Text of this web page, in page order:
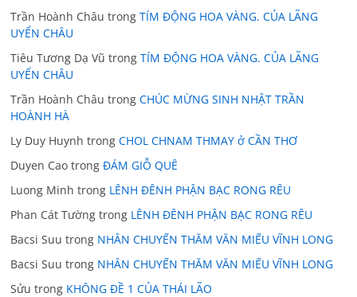
Trần Hoành Châu trongTÍM ĐỘNG HOA VÀNG. CỦA LÃNG
UYỂN CHÂU
Tiêu Tương Dạ Vũ trongTÍM ĐỘNG HOA VÀNG. CỦA LÃNG
UYỂN CHÂU
Trần Hoành Châu trongCHÚC MỪNG SINH NHẬT TRẦN
HOÀNH HÀ
Ly Duy Huynh trongCHOL CHNAM THMAY ở CẦN THƠ
Duyen Cao trongĐÁM GIỖ QUÊ
Luong Minh trong LÊNH ĐÊNH PHẬN BẠC RONG RÊU
Phan Cát Tường trong LÊNH ĐÊNH PHẬN BẠC RONG RÊU
Bacsi Suu trong NHÂN CHUYẾN THĂM VĂN MIẾU VĨNH LONG
Bacsi Suu trong NHÂN CHUYẾN THĂM VĂN MIẾU VĨNH LONG
Sửu trong KHÔNG ĐỀ 1 CỦA THÁI LÃO